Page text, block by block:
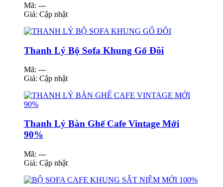
Mã: ---
Giá: Cập nhật
Thanh Lý Bộ Sofa Khung Gổ Đôi
Mã: ---
Giá: Cập nhật
Thanh Lý Bàn Ghế Cafe Vintage Mới
90%
Mã: ---
Giá: Cập nhật